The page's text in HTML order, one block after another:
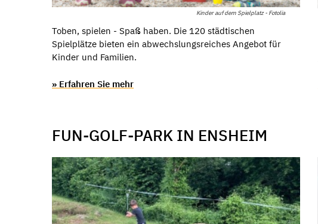
Kinder auf dem Spielplatz - Fotolia
Toben, spielen - Spaß haben. Die 120 städtischen
Spielplätze bieten ein abwechslungsreiches Angebot für
Kinder und Familien.
» Erfahren Sie mehr
FUN-GOLF-PARK IN ENSHEIM